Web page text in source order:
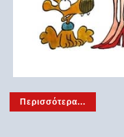
Περισσότερα...